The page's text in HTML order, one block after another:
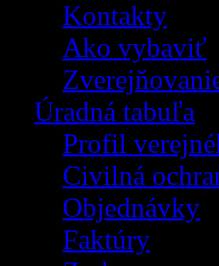
Kontakty
Ako vybaviť
Úradná tabuľa
Profil
Civilná
Objednávky
Faktúry